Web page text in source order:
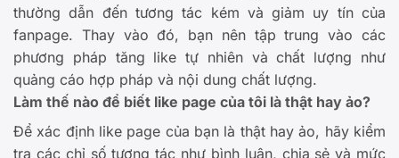
thường dẫn đến tương tác kém và giảm uy tín của
fanpage. Thay vào đó, bạn nên tập trung vào các
phương pháp tăng like tự nhiên và chất lượng như
quảng cáo hợp pháp và nội dung chất lượng.
Làm thế nào để biết like page của tôi là thật hay ảo?
Để xác định like page của bạn là thật hay ảo, hãy kiểm
tra các chỉ số tương tác như bình luận, chia sẻ và mức